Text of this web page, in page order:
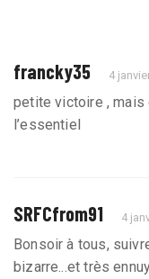
francky35 4
petite victoire , mais
l’essentiel
SRFCfrom91 4
Bonsoir à tous,
bizarre...et très